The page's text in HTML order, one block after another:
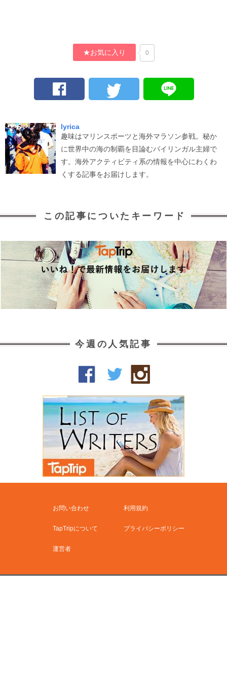
★お気に入り 0
lyrica
趣味はマリンスポーツと海外マラソン参戦。秘か
に世界中の海の制覇を目論むバイリンガル主婦で
す。海外アクティビティ系の情報を中心にわくわ
くする記事をお届けします。
この記事についたキーワード
今週の人気記事
お問い合わせ 利用規約
TapTripについて プライバシーポリシー
運営者